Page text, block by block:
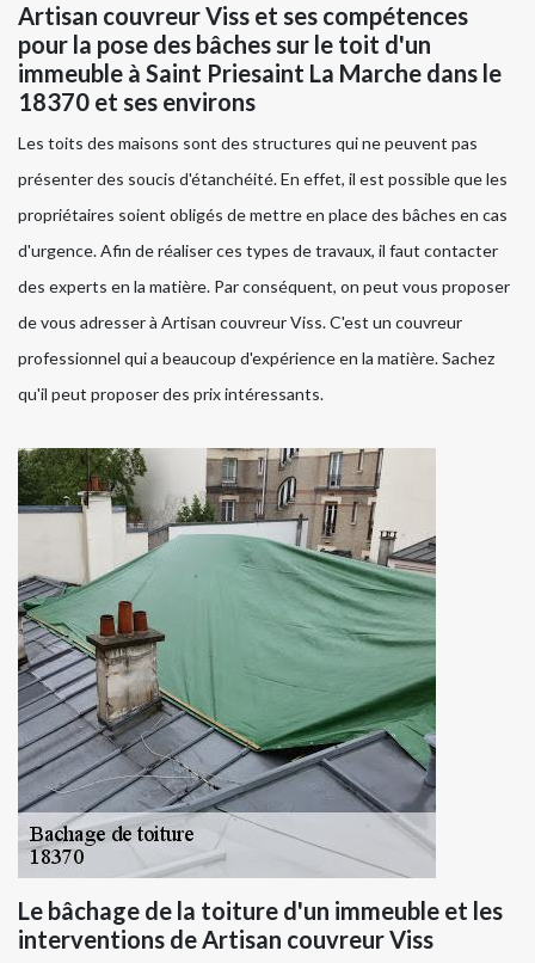
Artisan couvreur Viss et ses compétences
pour la pose des bâches sur le toit d'un
immeuble à Saint Priesaint La Marche dans le
18370 et ses environs
Les toits des maisons sont des structures qui ne peuvent pas
présenter des soucis d'étanchéité. En effet, il est possible que les
propriétaires soient obligés de mettre en place des bâches en cas
d'urgence. Afin de réaliser ces types de travaux, il faut contacter
des experts en la matière. Par conséquent, on peut vous proposer
de vous adresser à Artisan couvreur Viss. C'est un couvreur
professionnel qui a beaucoup d'expérience en la matière. Sachez
qu'il peut proposer des prix intéressants.
Le bâchage de la toiture d'un immeuble et les
interventions de Artisan couvreur Viss